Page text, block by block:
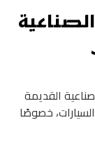
القديمة
خصوصًا